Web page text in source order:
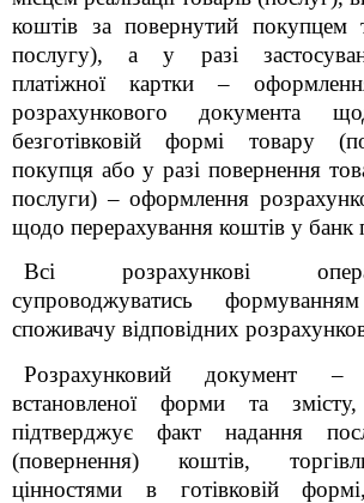
коштів за повернутий покупцем
послугу), а у разі
платіжної картки –
розрахункового документа
безготівковій формі товару
покупця або у разі повернення
послуги) – оформлення
щодо перерахування коштів у банк
Всі розрахункові
супроводжуватись
споживачу відповідних
Розрахунковий документ
встановленої форми та
підтверджує факт надання
(повернення) коштів,
цінностями в готівковій